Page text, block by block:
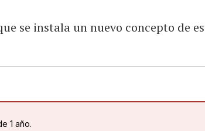
se instala un nuevo concepto de
1 año.